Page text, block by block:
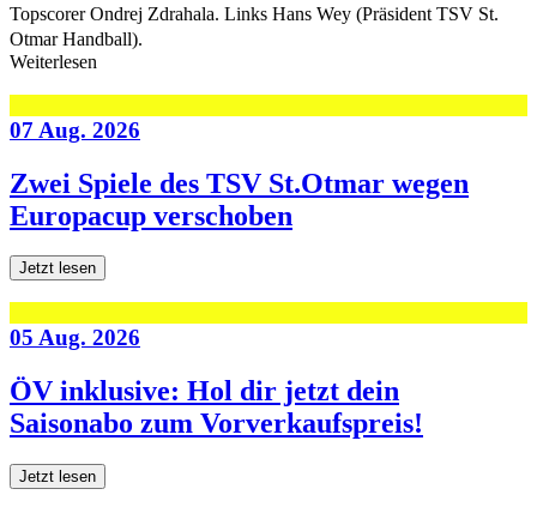
Topscorer Ondrej Zdrahala. Links Hans Wey (Präsident TSV St.
Otmar Handball).
Weiterlesen
07 Aug. 2026
Zwei Spiele des TSV St.Otmar wegen
Europacup verschoben
Jetzt lesen
05 Aug. 2026
ÖV inklusive: Hol dir jetzt dein
Saisonabo zum Vorverkaufspreis!
Jetzt lesen